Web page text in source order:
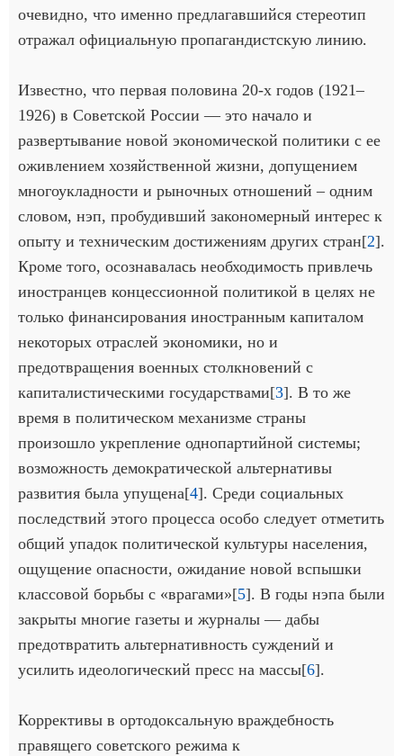
очевидно, что именно предлагавшийся стереотип
отражал официальную пропагандистскую линию.
Известно, что первая половина 20-х годов (1921–
1926) в Советской России — это начало и
развертывание новой экономической политики с ее
оживлением хозяйственной жизни, допущением
многоукладности и рыночных отношений – одним
словом, нэп, пробудивший закономерный интерес к
опыту и техническим достижениям других стран[2].
Кроме того, осознавалась необходимость привлечь
иностранцев концессионной политикой в целях не
только финансирования иностранным капиталом
некоторых отраслей экономики, но и
предотвращения военных столкновений с
капиталистическими государствами[3]. В то же
время в политическом механизме страны
произошло укрепление однопартийной системы;
возможность демократической альтернативы
развития была упущена[4]. Среди социальных
последствий этого процесса особо следует отметить
общий упадок политической культуры населения,
ощущение опасности, ожидание новой вспышки
классовой борьбы с «врагами»[5]. В годы нэпа были
закрыты многие газеты и журналы — дабы
предотвратить альтернативность суждений и
усилить идеологический пресс на массы[6].
Коррективы в ортодоксальную враждебность
правящего советского режима к